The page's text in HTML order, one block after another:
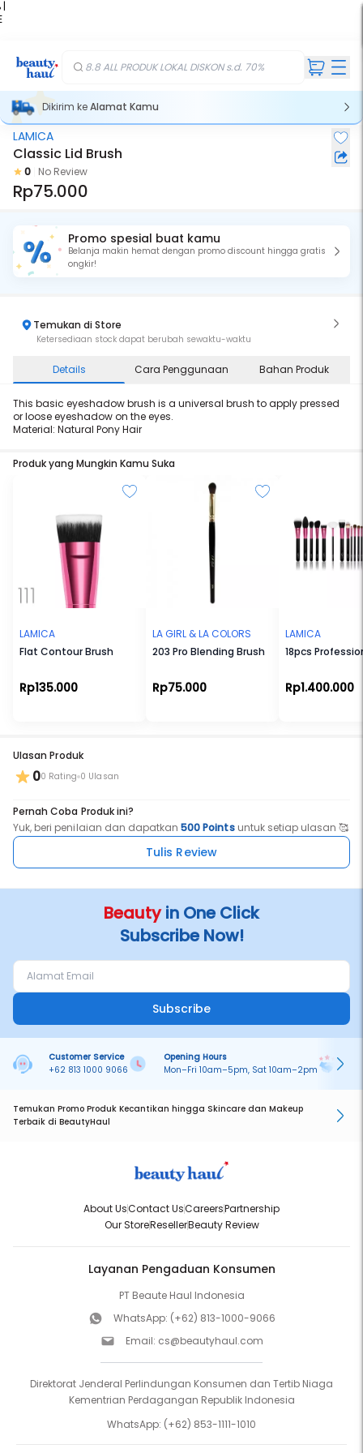
|
8.8 ALL PRODUK LOKAL DISKON s.d. 70%
Dikirim keAlamat Kamu
LAMICA
Classic Lid Brush
0 No Review
Rp75.000
Promo spesial buat kamu
Belanja makin hemat dengan promo discount hingga gratis
ongkir!
Temukan di Store
Ketersediaan stock dapat berubah sewaktu-waktu
Details Cara Penggunaan Bahan Produk
This basic eyeshadow brush is a universal brush to apply pressed
or loose eyeshadow on the eyes.
Material: Natural Pony Hair
Produk yang Mungkin Kamu Suka
LAMICA
Flat Contour Brush
Rp135.000
LA GIRL & LA COLORS
203 Pro Blending Brush
Rp75.000
LAMICA
18pcs
Rp1.400.000
Ulasan Produk
00 Rating 0 Ulasan
Pernah Coba Produk ini?
Yuk, beri penilaian dan dapatkan500 Pointsuntuk setiap ulasan 🥰
Tulis Review
Beautyin One Click
Subscribe Now!
Subscribe
Customer Service
+62 813 1000 9066
Opening Hours
Mon–Fri 10am–5pm, Sat 10am–2pm
Temukan Promo Produk Kecantikan hingga Skincare dan Makeup
Terbaik di BeautyHaul
About UsContact UsCareersPartnership
Our StoreResellerBeauty Review
Layanan Pengaduan Konsumen
PT Beaute Haul Indonesia
WhatsApp: (+62) 813-1000-9066
Email: cs@beautyhaul.com
Direktorat Jenderal Perlindungan Konsumen dan Tertib Niaga
Kementrian Perdagangan Republik Indonesia
WhatsApp: (+62) 853-1111-1010